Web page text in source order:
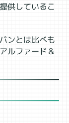
供しているこ
ンとは比べも
ルファード＆